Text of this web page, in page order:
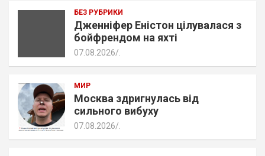
БЕЗ РУБРИКИ
Дженніфер Еністон цілувалася з
бойфрендом на яхті
07.08.2026
МИР
Москва здригнулась від
сильного вибуху
07.08.2026